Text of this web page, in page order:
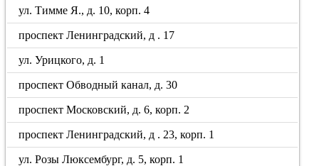
ул. Тимме Я., д. 10, корп. 4
проспект Ленинградский, д . 17
ул. Урицкого, д. 1
проспект Обводный канал, д. 30
проспект Московский, д. 6, корп. 2
проспект Ленинградский, д . 23, корп. 1
ул. Розы Люксембург, д. 5, корп. 1